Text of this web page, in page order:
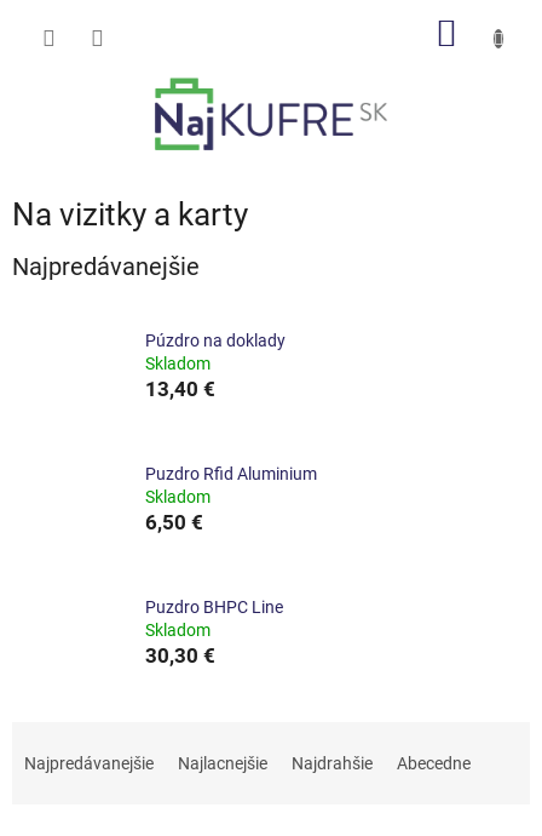
Na vizitky a karty
Najpredávanejšie
Púzdro na doklady
Skladom
13,40 €
Puzdro Rfid Aluminium
Skladom
6,50 €
Puzdro BHPC Line
Skladom
30,30 €
Najpredávanejšie Najlacnejšie Najdrahšie Abecedne